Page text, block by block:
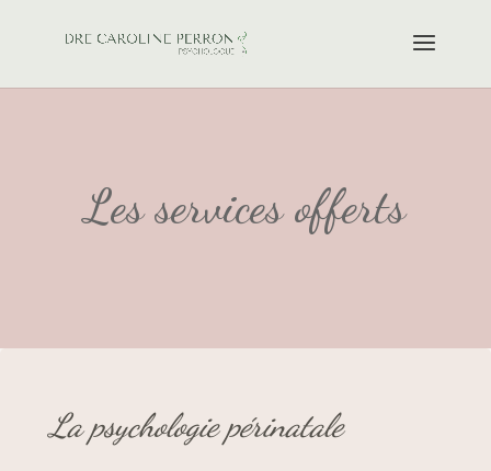
Les services offerts
La psychologie périnatale